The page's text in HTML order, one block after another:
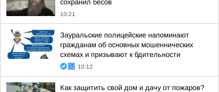
сохранил бесов
10:21
Зауральские полицейские напоминают
гражданам об основных мошеннических
схемах и призывают к бдительности
10:12
Как защитить свой дом и дачу от пожаров?